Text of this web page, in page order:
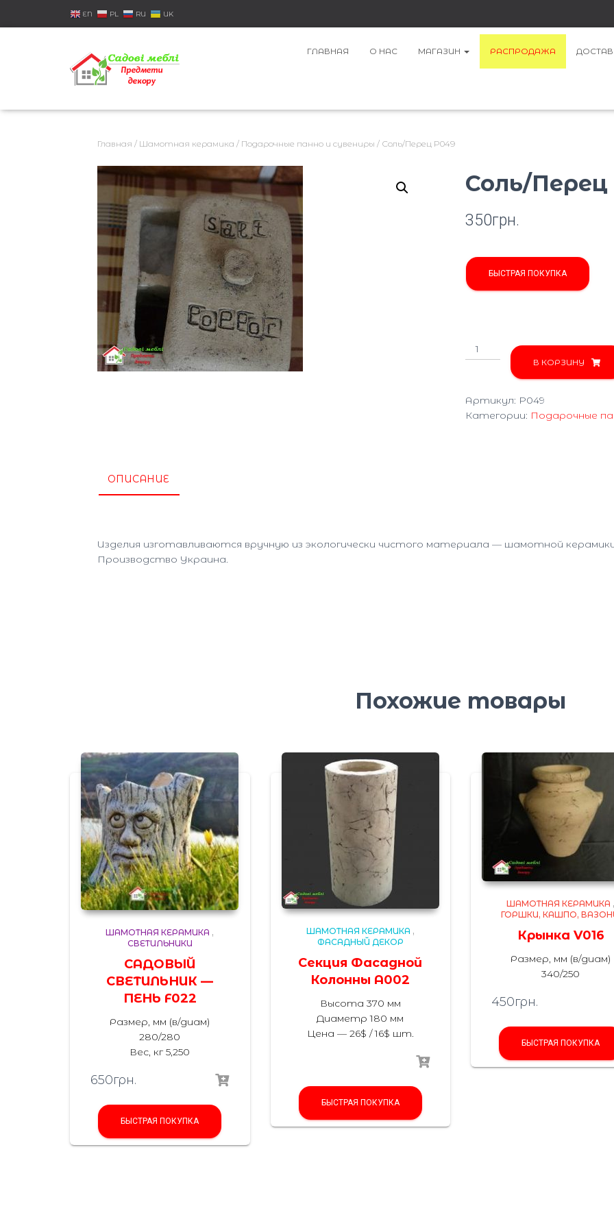
EN PL RU UK
ГЛАВНАЯ О НАС МАГАЗИН РАСПРОДАЖА
Главная / Шамотная керамика / Подарочные панно и сувениры / Соль/Перец P049
Соль/Перец
350грн.
БЫСТРАЯ ПОКУПКА
Количество
товара
P049
В КОРЗИНУ
Артикул: P049
Категории: Подарочные
ОПИСАНИЕ
Изделия изготавливаются вручную из экологически чистого материала — шамотной
Производство Украина.
Похожие товары
ШАМОТНАЯ КЕРАМИКА ,
СВЕТИЛЬНИКИ
САДОВЫЙ
СВЕТИЛЬНИК —
ПЕНЬ F022
Размер, мм (в/диам)
280/280
Вес, кг 5,250
650грн.
БЫСТРАЯ ПОКУПКА
ШАМОТНАЯ КЕРАМИКА ,
ФАСАДНЫЙ ДЕКОР
Секция Фасадной
Колонны A002
Высота 370 мм
Диаметр 180 мм
Цена — 26$ / 16$ шт.
БЫСТРАЯ ПОКУПКА
ШАМОТНАЯ КЕРАМИКА
ГОРШКИ, КАШПО,
Крынка V016
Размер, мм (в/диам)
340/250
450грн.
БЫСТРАЯ ПОКУПКА